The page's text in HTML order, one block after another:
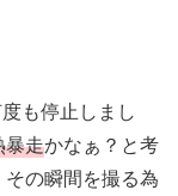
も停止しまし
暴走かなぁ？と考
の瞬間を撮る為